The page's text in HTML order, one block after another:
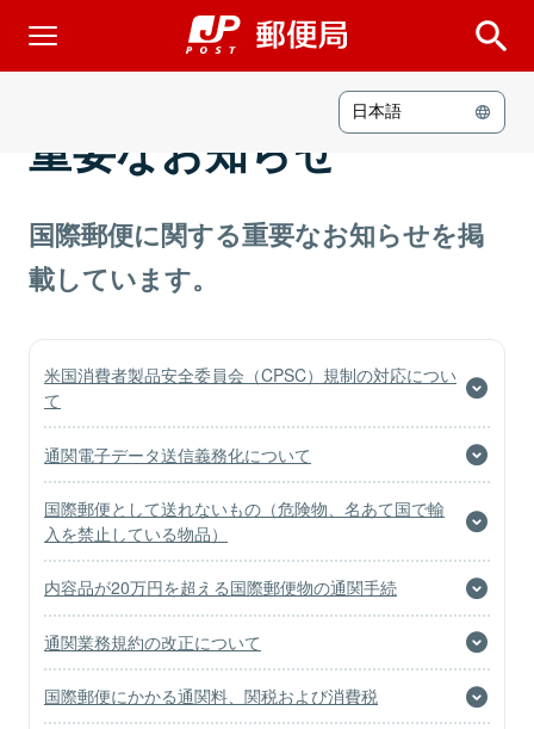
日本語
重要なお知らせ
国際郵便に関する重要なお知らせを掲
載しています。
米国消費者製品安全委員会（CPSC）規制の対応につい
て
通関電子データ送信義務化について
国際郵便として送れないもの（危険物、名あて国で輸
入を禁止している物品）
内容品が20万円を超える国際郵便物の通関手続
通関業務規約の改正について
国際郵便にかかる通関料、関税および消費税